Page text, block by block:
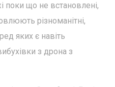
що не встановлені,
різноманітні,
яких є навіть
з дрона з